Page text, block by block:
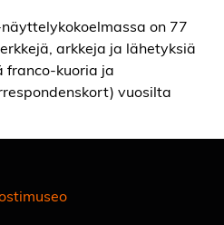
on 77
arkkeja ja lähetyksiä
franco-kuoria ja
vuosilta